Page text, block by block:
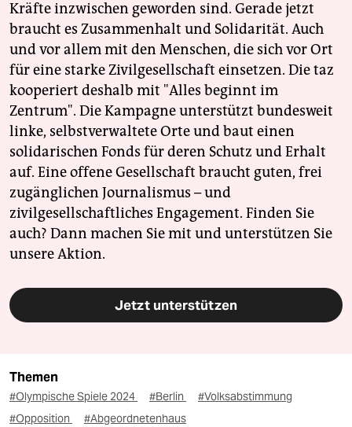
Kräfte inzwischen geworden sind. Gerade jetzt
braucht es Zusammenhalt und Solidarität. Auch
und vor allem mit den Menschen, die sich vor Ort
für eine starke Zivilgesellschaft einsetzen. Die taz
kooperiert deshalb mit "Alles beginnt im
Zentrum". Die Kampagne unterstützt bundesweit
linke, selbstverwaltete Orte und baut einen
solidarischen Fonds für deren Schutz und Erhalt
auf. Eine offene Gesellschaft braucht guten, frei
zugänglichen Journalismus – und
zivilgesellschaftliches Engagement. Finden Sie
auch? Dann machen Sie mit und unterstützen Sie
unsere Aktion.
Jetzt unterstützen
Themen
#Olympische Spiele 2024 #Berlin
#Volksabstimmung
#Opposition
#Abgeordnetenhaus